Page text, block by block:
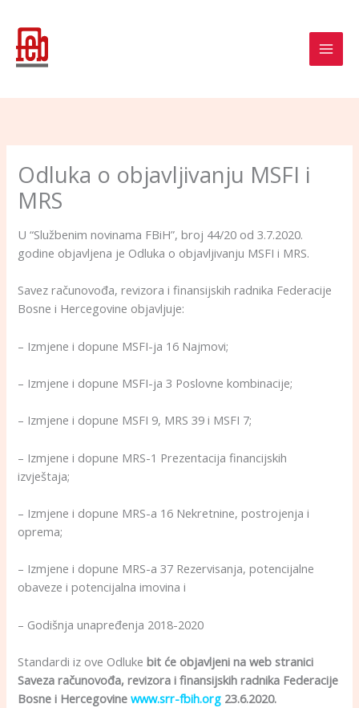
content
Odluka o objavljivanju MSFI i
MRS
U “Službenim novinama FBiH”, broj 44/20 od 3.7.2020.
godine objavljena je Odluka o objavljivanju MSFI i MRS.
Savez računovođa, revizora i finansijskih radnika Federacije
Bosne i Hercegovine objavljuje:
– Izmjene i dopune MSFI-ja 16 Najmovi;
– Izmjene i dopune MSFI-ja 3 Poslovne kombinacije;
– Izmjene i dopune MSFI 9, MRS 39 i MSFI 7;
– Izmjene i dopune MRS-1 Prezentacija financijskih
izvještaja;
– Izmjene i dopune MRS-a 16 Nekretnine, postrojenja i
oprema;
– Izmjene i dopune MRS-a 37 Rezervisanja, potencijalne
obaveze i potencijalna imovina i
– Godišnja unapređenja 2018-2020
Standardi iz ove Odlukebit će objavljeni na web stranici
Saveza računovođa, revizora i finansijskih radnika Federacije
Bosne i Hercegovinewww.srr-fbih.org 23.6.2020.